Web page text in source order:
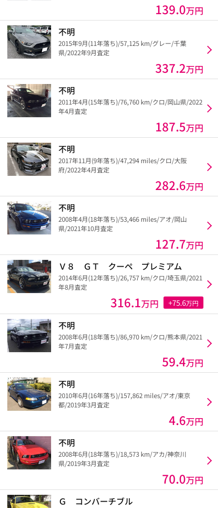
139.0万円
不明
2015年9月(11年落ち)/57,125 km/グレー/千葉
県/2022年9月査定
337.2万円
不明
2011年4月(15年落ち)/76,760 km/クロ/岡山県/2022
年4月査定
187.5万円
不明
2017年11月(9年落ち)/47,294 miles/クロ/大阪
府/2022年4月査定
282.6万円
不明
2008年4月(18年落ち)/53,466 miles/アオ/岡山
県/2021年10月査定
127.7万円
Ｖ８ ＧＴ クーペ プレミアム
2014年6月(12年落ち)/26,757 km/クロ/埼玉県/2021
年8月査定
316.1万円 +75.6万円
不明
2008年6月(18年落ち)/86,970 km/クロ/熊本県/2021
年7月査定
59.4万円
不明
2010年6月(16年落ち)/157,862 miles/アオ/東京
都/2019年3月査定
4.6万円
不明
2008年6月(18年落ち)/18,573 km/アカ/神奈川
県/2019年3月査定
70.0万円
Ｇ コンバーチブル